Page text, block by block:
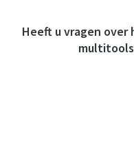
Heeft u vragen over